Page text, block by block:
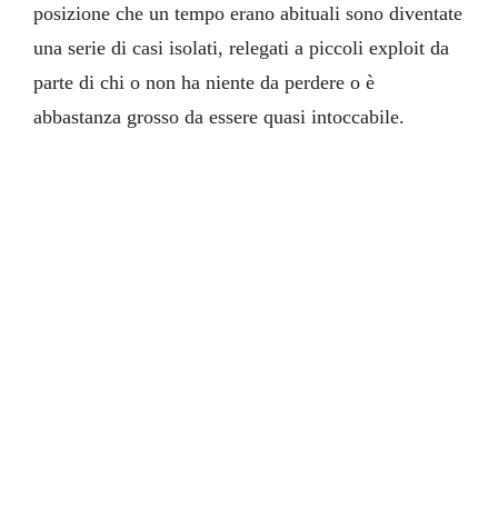
posizione che un tempo erano abituali sono diventate
una serie di casi isolati, relegati a piccoli exploit da
parte di chi o non ha niente da perdere o è
abbastanza grosso da essere quasi intoccabile.